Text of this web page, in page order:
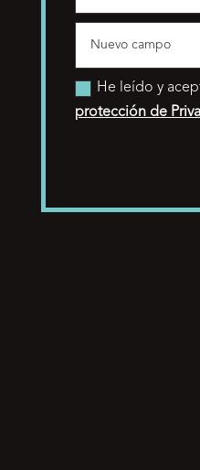
He leído y
protección de